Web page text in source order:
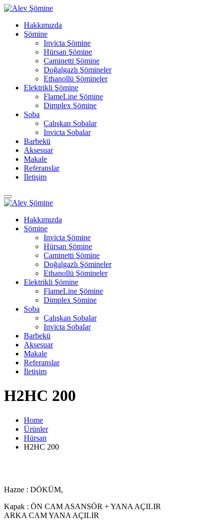
Hakkımızda
Şömine
Invicta Şömine
Hürsan Şömine
Caminetti Şömine
Doğalgazlı Şömineler
Ethanollü Şömineler
Elektrikli Şömine
FlameLine Şömine
Dimplex Şömine
Soba
Çalışkan Sobalar
Invicta Sobalar
Barbekü
Aksesuar
Makale
Referanslar
İletişim
Hakkımızda
Şömine
Invicta Şömine
Hürsan Şömine
Caminetti Şömine
Doğalgazlı Şömineler
Ethanollü Şömineler
Elektrikli Şömine
FlameLine Şömine
Dimplex Şömine
Soba
Çalışkan Sobalar
Invicta Sobalar
Barbekü
Aksesuar
Makale
Referanslar
İletişim
H2HC 200
Home
Ürünler
Hürsan
H2HC 200
Hazne : DÖKÜM,
Kapak : ÖN CAM ASANSÖR + YANA AÇILIR
ARKA CAM YANA AÇILIR